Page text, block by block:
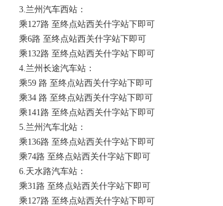
3.兰州汽车西站：
乘127路 至终点站西关什字站下即可
乘6路 至终点站西关什字站下即可
乘132路 至终点站西关什字站下即可
4.兰州长途汽车站：
乘59 路 至终点站西关什字站下即可
乘34 路 至终点站西关什字站下即可
乘141路 至终点站西关什字站下即可
5.兰州汽车北站：
乘136路 至终点站西关什字站下即可
乘74路 至终点站西关什字站下即可
6.天水路汽车站：
乘31路 至终点站西关什字站下即可
乘127路 至终点站西关什字站下即可